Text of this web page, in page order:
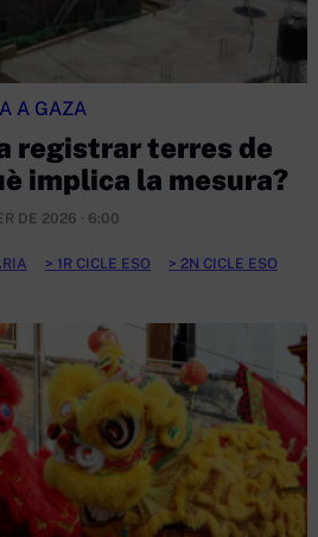
A GAZA
registrar terres de
implica la mesura?
DE 2026 · 6:00
1R CICLE ESO
2N CICLE ESO